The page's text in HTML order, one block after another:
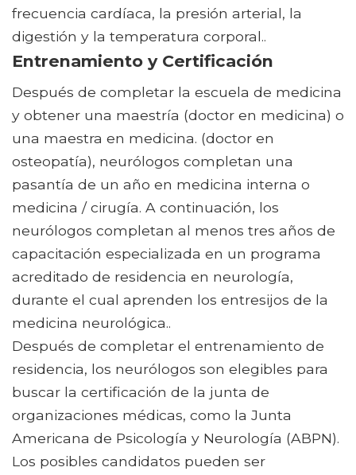
frecuencia cardíaca, la presión arterial, la
digestión y la temperatura corporal..
Entrenamiento y Certificación
Después de completar la escuela de medicina
y obtener una maestría (doctor en medicina) o
una maestra en medicina. (doctor en
osteopatía), neurólogos completan una
pasantía de un año en medicina interna o
medicina / cirugía. A continuación, los
neurólogos completan al menos tres años de
capacitación especializada en un programa
acreditado de residencia en neurología,
durante el cual aprenden los entresijos de la
medicina neurológica..
Después de completar el entrenamiento de
residencia, los neurólogos son elegibles para
buscar la certificación de la junta de
organizaciones médicas, como la Junta
Americana de Psicología y Neurología (ABPN).
Los posibles candidatos pueden ser